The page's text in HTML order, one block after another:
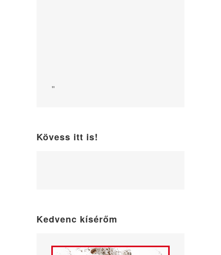
"
Kövess itt is!
Kedvenc kísérőm